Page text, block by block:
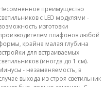
преимущество
с LED модулями -
изготовки
плафонов любой
крайне малая глубина
для встраиваемых
(иногда до 1 см).
- незаменяемость, в
выхода из строя светильник